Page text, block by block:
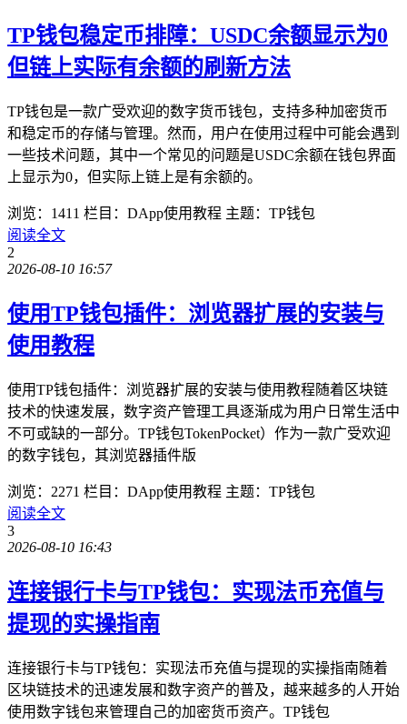
TP钱包稳定币排障：USDC余额显示为0
但链上实际有余额的刷新方法
TP钱包是一款广受欢迎的数字货币钱包，支持多种加密货币
和稳定币的存储与管理。然而，用户在使用过程中可能会遇到
一些技术问题，其中一个常见的问题是USDC余额在钱包界面
上显示为0，但实际上链上是有余额的。
浏览：1411 栏目：DApp使用教程 主题：TP钱包
阅读全文
2
2026-08-10 16:57
使用TP钱包插件：浏览器扩展的安装与
使用教程
使用TP钱包插件：浏览器扩展的安装与使用教程随着区块链
技术的快速发展，数字资产管理工具逐渐成为用户日常生活中
不可或缺的一部分。TP钱包TokenPocket）作为一款广受欢迎
的数字钱包，其浏览器插件版
浏览：2271 栏目：DApp使用教程 主题：TP钱包
阅读全文
3
2026-08-10 16:43
连接银行卡与TP钱包：实现法币充值与
提现的实操指南
连接银行卡与TP钱包：实现法币充值与提现的实操指南随着
区块链技术的迅速发展和数字资产的普及，越来越多的人开始
使用数字钱包来管理自己的加密货币资产。TP钱包